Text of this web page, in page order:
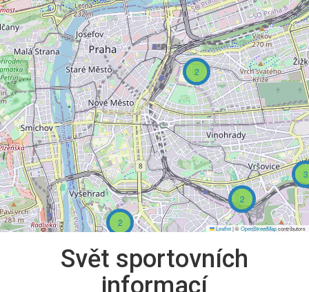
2
2
2
3
Leaflet|©OpenStreetMapcontributors
Svět sportovních
informací